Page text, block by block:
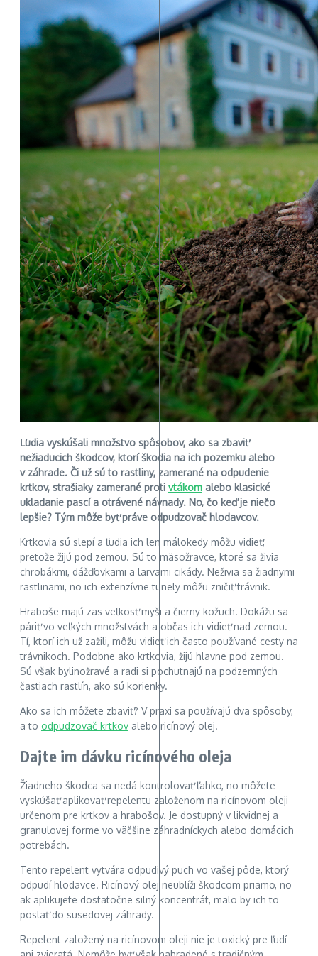
Ľudia vyskúšali množstvo spôsobov, ako sa zbaviť
nežiaducich škodcov, ktorí škodia na ich pozemku alebo
v záhrade. Či už sú to rastliny, zamerané na odpudenie
krtkov, strašiaky zamerané proti vtákom alebo klasické
ukladanie pascí a otrávené návnady. No, čo keď je niečo
lepšie? Tým môže byť práve odpudzovač hlodavcov.
Krtkovia sú slepí a ľudia ich len málokedy môžu vidieť,
pretože žijú pod zemou. Sú to mäsožravce, ktoré sa živia
chrobákmi, dážďovkami a larvami cikády. Neživia sa žiadnymi
rastlinami, no ich extenzívne tunely môžu zničiť trávnik.
Hraboše majú zas veľkosť myši a čierny kožuch. Dokážu sa
páriť vo veľkých množstvách a občas ich vidieť nad zemou.
Tí, ktorí ich už zažili, môžu vidieť ich často používané cesty na
trávnikoch. Podobne ako krtkovia, žijú hlavne pod zemou.
Sú však bylinožravé a radi si pochutnajú na podzemných
častiach rastlín, ako sú korienky.
Ako sa ich môžete zbaviť? V praxi sa používajú dva spôsoby,
a to odpudzovač krtkov alebo ricínový olej.
Dajte im dávku ricínového oleja
Žiadneho škodca sa nedá kontrolovať ľahko, no môžete
vyskúšať aplikovať repelentu založenom na ricínovom oleji
určenom pre krtkov a hrabošov. Je dostupný v likvidnej a
granulovej forme vo väčšine záhradníckych alebo domácich
potrebách.
Tento repelent vytvára odpudivý puch vo vašej pôde, ktorý
odpudí hlodavce. Ricínový olej neublíži škodcom priamo, no
ak aplikujete dostatočne silný koncentrát, malo by ich to
poslať do susedovej záhrady.
Repelent založený na ricínovom oleji nie je toxický pre ľudí